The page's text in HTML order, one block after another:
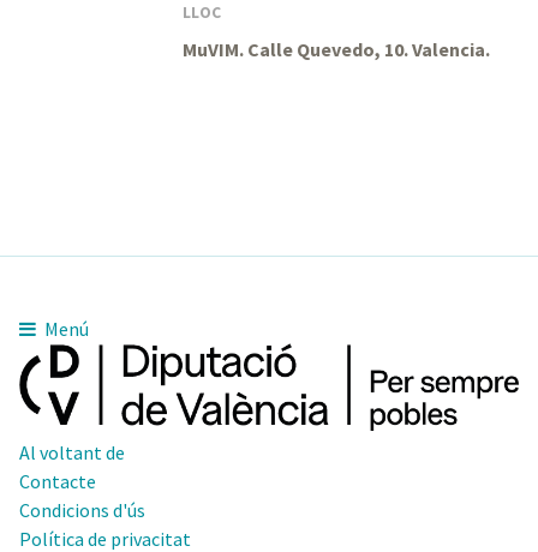
LLOC
MuVIM. Calle Quevedo, 10. Valencia.
Menú
Al voltant de
Contacte
Condicions d'ús
Política de privacitat